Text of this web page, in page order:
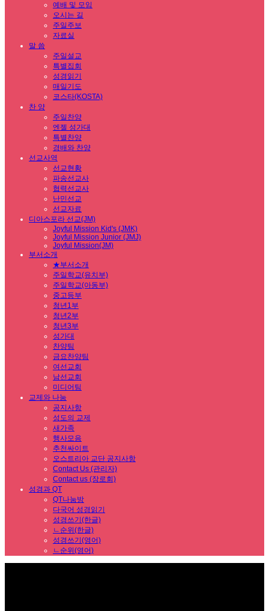
예배 및 모임
오시는 길
주일주보
자료실
말 씀
주일설교
특별집회
성경읽기
매일기도
코스타(KOSTA)
찬 양
주일찬양
엔젤 성가대
특별찬양
경배와 찬양
선교사역
선교현황
파송선교사
협력선교사
난민선교
선교자료
디아스포라 선교(JM)
Joyful Mission Kid's (JMK)
Joyful Mission Junior (JMJ)
Joyful Mission(JM)
부서소개
★부서소개
주일학교(유치부)
주일학교(아동부)
중고등부
청년1부
청년2부
청년3부
성가대
찬양팀
금요찬양팀
여선교회
남선교회
미디어팀
교제와 나눔
공지사항
성도의 교제
새가족
행사모음
추천싸이트
오스트리아 교단 공지사항
Contact Us (관리자)
Contact us (장로회)
성경과 QT
QT나눔방
다국어 성경읽기
성경쓰기(한글)
ㄴ순위(한글)
성경쓰기(영어)
ㄴ순위(영어)